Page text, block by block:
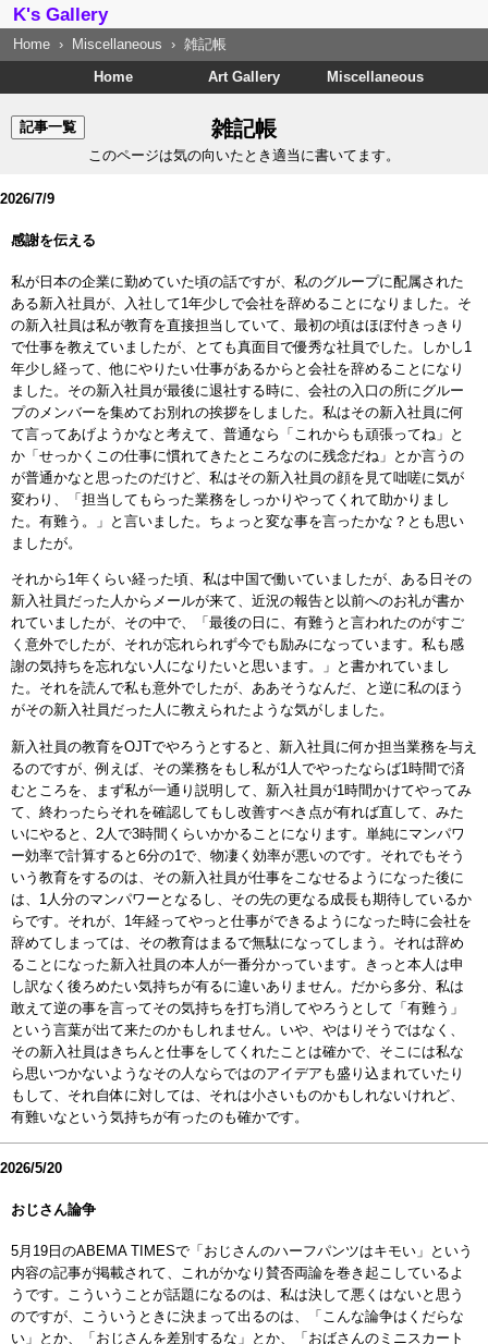
K's Gallery
Home Miscellaneous
雑記帳
Home
Art Gallery Miscellaneous
雑記帳
このページは気の向いたとき適当に書いてます。
記事一覧
2026/7/9
感謝を伝える
私が日本の企業に勤めていた頃の話ですが、私のグループに配属された
ある新入社員が、入社して1年少しで会社を辞めることになりました。そ
の新入社員は私が教育を直接担当していて、最初の頃はほぼ付きっきり
で仕事を教えていましたが、とても真面目で優秀な社員でした。しかし1
年少し経って、他にやりたい仕事があるからと会社を辞めることになり
ました。その新入社員が最後に退社する時に、会社の入口の所にグルー
プのメンバーを集めてお別れの挨拶をしました。私はその新入社員に何
て言ってあげようかなと考えて、普通なら「これからも頑張ってね」と
か「せっかくこの仕事に慣れてきたところなのに残念だね」とか言うの
が普通かなと思ったのだけど、私はその新入社員の顔を見て咄嗟に気が
変わり、「担当してもらった業務をしっかりやってくれて助かりまし
た。有難う。」と言いました。ちょっと変な事を言ったかな？とも思い
ましたが。
それから1年くらい経った頃、私は中国で働いていましたが、ある日その
新入社員だった人からメールが来て、近況の報告と以前へのお礼が書か
れていましたが、その中で、「最後の日に、有難うと言われたのがすご
く意外でしたが、それが忘れられず今でも励みになっています。私も感
謝の気持ちを忘れない人になりたいと思います。」と書かれていまし
た。それを読んで私も意外でしたが、ああそうなんだ、と逆に私のほう
がその新入社員だった人に教えられたような気がしました。
新入社員の教育をOJTでやろうとすると、新入社員に何か担当業務を与え
るのですが、例えば、その業務をもし私が1人でやったならば1時間で済
むところを、まず私が一通り説明して、新入社員が1時間かけてやってみ
て、終わったらそれを確認してもし改善すべき点が有れば直して、みた
いにやると、2人で3時間くらいかかることになります。単純にマンパワ
ー効率で計算すると6分の1で、物凄く効率が悪いのです。それでもそう
いう教育をするのは、その新入社員が仕事をこなせるようになった後に
は、1人分のマンパワーとなるし、その先の更なる成長も期待しているか
らです。それが、1年経ってやっと仕事ができるようになった時に会社を
辞めてしまっては、その教育はまるで無駄になってしまう。それは辞め
ることになった新入社員の本人が一番分かっています。きっと本人は申
し訳なく後ろめたい気持ちが有るに違いありません。だから多分、私は
敢えて逆の事を言ってその気持ちを打ち消してやろうとして「有難う」
という言葉が出て来たのかもしれません。いや、やはりそうではなく、
その新入社員はきちんと仕事をしてくれたことは確かで、そこには私な
ら思いつかないようなその人ならではのアイデアも盛り込まれていたり
もして、それ自体に対しては、それは小さいものかもしれないけれど、
有難いなという気持ちが有ったのも確かです。
2026/5/20
おじさん論争
5月19日のABEMA TIMESで「おじさんのハーフパンツはキモい」という
内容の記事が掲載されて、これがかなり賛否両論を巻き起こしているよ
うです。こういうことが話題になるのは、私は決して悪くはないと思う
のですが、こういうときに決まって出るのは、「こんな論争はくだらな
い」とか、「おじさんを差別するな」とか、「おばさんのミニスカート